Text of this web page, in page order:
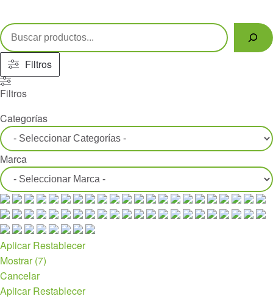
Buscar
Filtros
Filtros
Categorías
Marca
Aplicar Restablecer
Mostrar(7)
Cancelar
Aplicar Restablecer